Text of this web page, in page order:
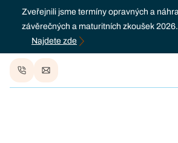
Zveřejnili jsme termíny opravných a
závěrečných a maturitních zkoušek 2026.
Najdete zde